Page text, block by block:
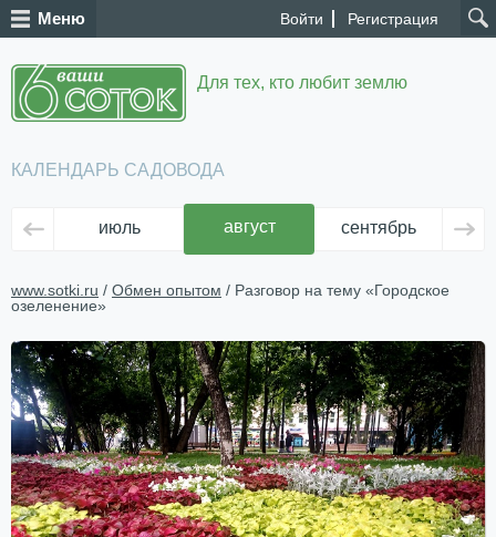
Войти Регистрация
Меню
Для тех, кто любит землю
КАЛЕНДАРЬ САДОВОДА
июль август сентябрь
www.sotki.ru / Обмен опытом / Разговор на тему «Городское
озеленение»